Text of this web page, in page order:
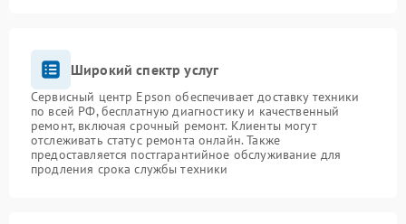
Широкий спектр услуг
Сервисный центр Epson обеспечивает доставку техники
по всей РФ, бесплатную диагностику и качественный
ремонт, включая срочный ремонт. Клиенты могут
отслеживать статус ремонта онлайн. Также
предоставляется постгарантийное обслуживание для
продления срока службы техники